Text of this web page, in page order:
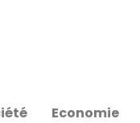
Economie